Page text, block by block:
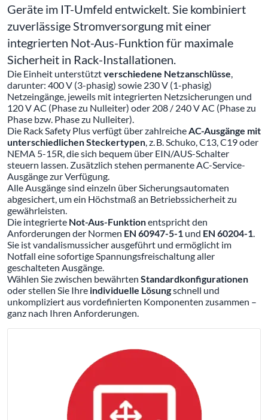
Geräte im IT-Umfeld entwickelt. Sie kombiniert
zuverlässige Stromversorgung mit einer
integrierten Not-Aus-Funktion für maximale
Sicherheit in Rack-Installationen.
Die Einheit unterstütztverschiedene Netzanschlüsse
darunter: 400 V (3-phasig) sowie 230 V (1-phasig)
Netzeingänge, jeweils mit integrierten Netzsicherungen und
120 V AC (Phase zu Nulleiter) oder 208 / 240 V AC (Phase zu
Phase bzw. Phase zu Nulleiter).
Die Rack Safety Plus verfügt über zahlreiche AC-Ausgänge mit
unterschiedlichen Steckertypen , z. B. Schuko, C13, C19 oder
NEMA 5-15R, die sich bequem über EIN/AUS-Schalter
steuern lassen. Zusätzlich stehen permanente AC-Service-
Ausgänge zur Verfügung.
Alle Ausgänge sind einzeln über Sicherungsautomaten
abgesichert, um ein Höchstmaß an Betriebssicherheit zu
gewährleisten.
Die integrierte Not-Aus-Funktionentspricht den
Anforderungen der Normen EN 60947-5-1 und EN 60204-1
Sie ist vandalismussicher ausgeführt und ermöglicht im
Notfall eine sofortige Spannungsfreischaltung aller
geschalteten Ausgänge.
Wählen Sie zwischen bewährten Standardkonfigurationen
oder stellen Sie Ihre individuelle Lösungschnell und
unkompliziert aus vordefinierten Komponenten zusammen –
ganz nach Ihren Anforderungen.